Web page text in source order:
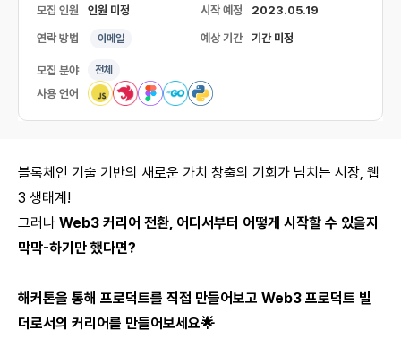
모집 인원 인원 미정 시작 예정 2023.05.19
연락 방법 이메일 예상 기간 기간 미정
모집 분야 전체
사용 언어
블록체인 기술 기반의 새로운 가치 창출의 기회가 넘치는 시장, 웹
3 생태계!
그러나 Web3 커리어 전환, 어디서부터 어떻게 시작할 수 있을지
막막-하기만 했다면?
해커톤을 통해 프로덕트를 직접 만들어보고 Web3 프로덕트 빌
더로서의 커리어를 만들어보세요🌟